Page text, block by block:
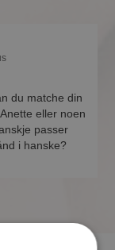
du matche din
eller noen
passer
i hanske?